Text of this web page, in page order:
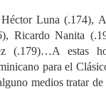
Luna (.174),
Ricardo Nanita
(.179)…A estas
para el
medios tratar